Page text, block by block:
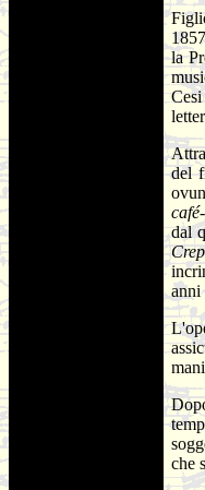
la
del
dal
anni
che